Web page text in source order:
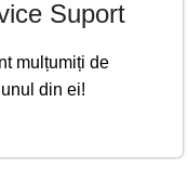
Suport
mulțumiți de
din ei!